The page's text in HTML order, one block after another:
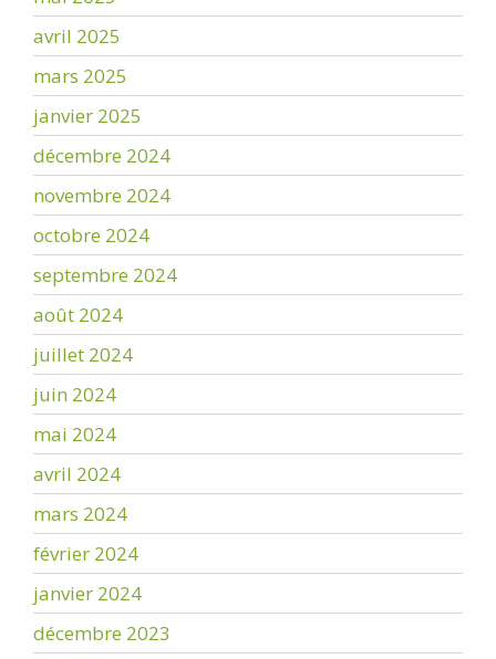
avril 2025
mars 2025
janvier 2025
décembre 2024
novembre 2024
octobre 2024
septembre 2024
août 2024
juillet 2024
juin 2024
mai 2024
avril 2024
mars 2024
février 2024
janvier 2024
décembre 2023